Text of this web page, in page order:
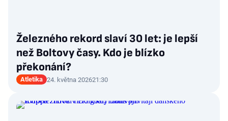
Železného rekord slaví 30 let: je lepší
než Boltovy časy. Kdo je blízko
překonání?
Atletika 24. května 202621:30